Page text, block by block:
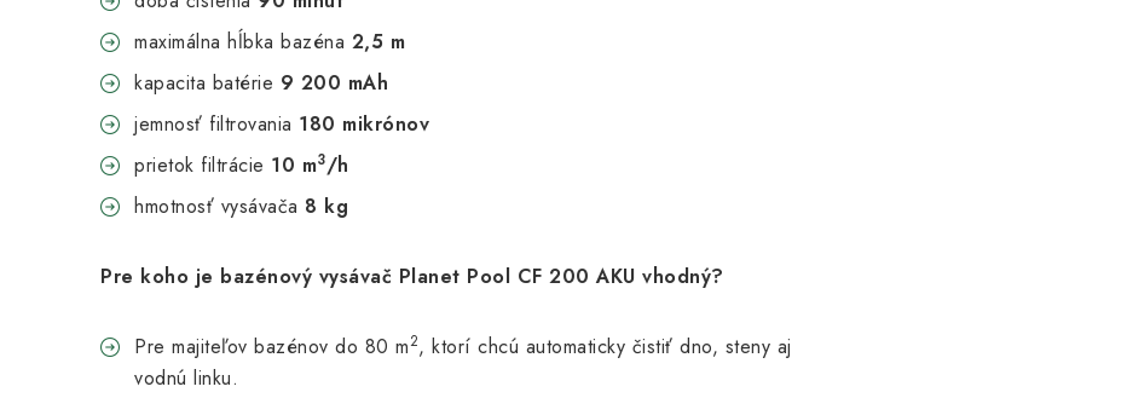
maximálna hĺbka bazéna 2,5 m
kapacita batérie 9 200 mAh
jemnosť filtrovania 180 mikrónov
prietok filtrácie 10 m3/h
hmotnosť vysávača 8 kg
Pre koho je bazénový vysávač Planet Pool CF 200 AKU vhodný?
Pre majiteľov bazénov do 80 m2, ktorí chcú automaticky čistiť dno, steny aj
vodnú linku.